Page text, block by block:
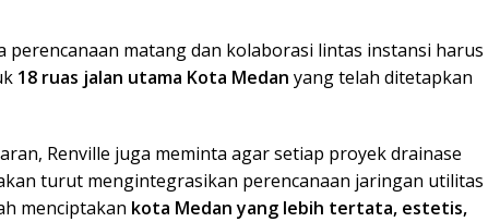
perencanaan matang dan kolaborasi lintas instansi harus
18 ruas jalan utama Kota Medan yang telah ditetapkan
Renville juga meminta agar setiap proyek drainase
turut mengintegrasikan perencanaan jaringan utilitas
menciptakan kota Medan yang lebih tertata, estetis,